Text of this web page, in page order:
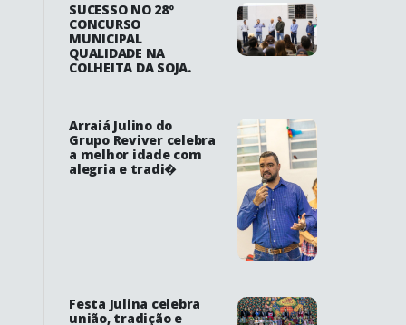
SUCESSO NO 28º
CONCURSO
MUNICIPAL
QUALIDADE NA
COLHEITA DA SOJA.
Arraiá Julino do
Grupo Reviver celebra
a melhor idade com
alegria e tradi�
Festa Julina celebra
união, tradição e